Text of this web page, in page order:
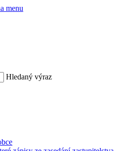
menu
Hledaný výraz